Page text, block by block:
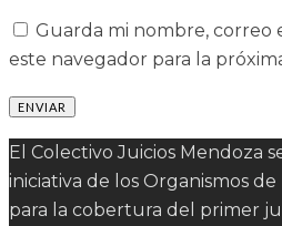
Guarda mi nombre, correo
este navegador para la
El Colectivo Juicios Mendoza
iniciativa de los Organismos
para la cobertura del primer